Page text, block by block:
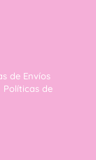
de Envíos
Políticas de